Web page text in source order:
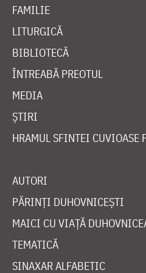
FAMILIE
LITURGICĂ
BIBLIOTECĂ
ÎNTREABĂ PREOTUL
MEDIA
ȘTIRI
HRAMUL SFINTEI CUVIOASE
AUTORI
PĂRINȚI DUHOVNICEȘTI
MAICI CU VIAȚĂ
TEMATICĂ
SINAXAR ALFABETIC